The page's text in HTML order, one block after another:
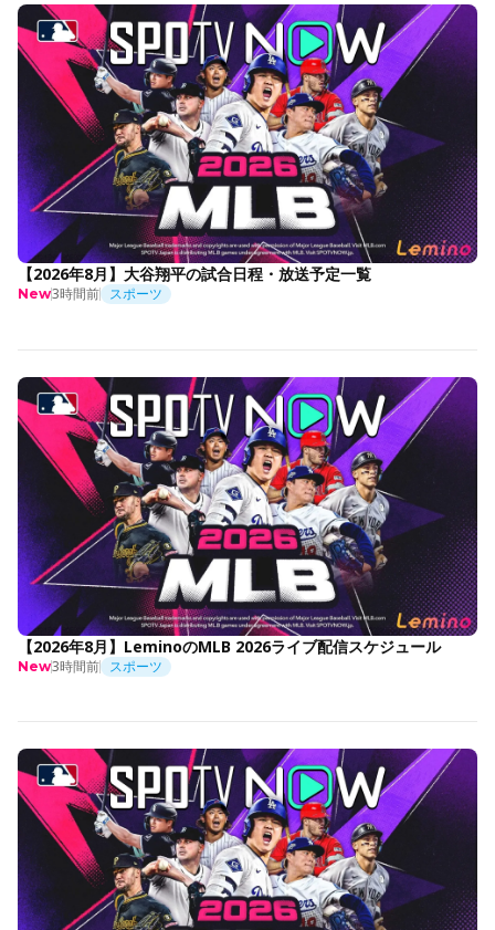
【2026年8月】大谷翔平の試合日程・放送予定一覧
New3時間前 スポーツ
【2026年8月】LeminoのMLB 2026ライブ配信スケジュール
New3時間前 スポーツ